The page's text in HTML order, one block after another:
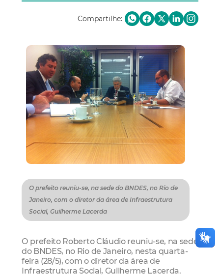
Compartilhe:
O prefeito reuniu-se, na sede do BNDES, no Rio de
Janeiro, com o diretor da área de Infraestrutura
Social, Guilherme Lacerda
O prefeito Roberto Cláudio reuniu-se, na sede
do BNDES, no Rio de Janeiro, nesta quarta-
feira (28/5), com o diretor da área de
Infraestrutura Social, Guilherme Lacerda.